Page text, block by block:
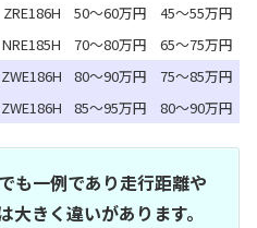
ZRE186H 50～60万円
45～55万円
NRE185H 70～80万円
65～75万円
ZWE186H 80～90万円
75～85万円
ZWE186H 85～95万円 80～90万円
も一例であり走行距離や
きく違いがあります。